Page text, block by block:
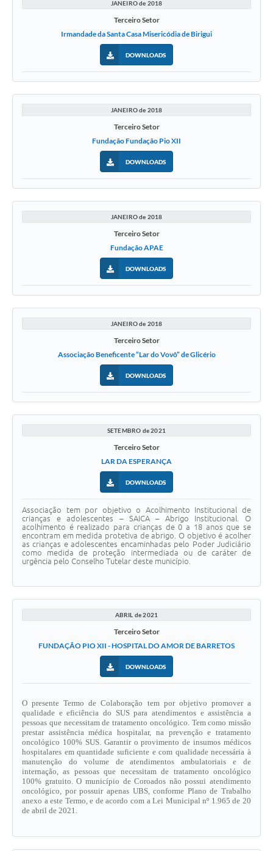
JANEIRO de 2018
Terceiro Setor
Irmandade da Santa Casa Misericódia de Birigui
DOWNLOADS
JANEIRO de 2018
Terceiro Setor
Fundação Fundação Pio XII
DOWNLOADS
JANEIRO de 2018
Terceiro Setor
Fundação APAE
DOWNLOADS
JANEIRO de 2018
Terceiro Setor
Associação Beneficente “Lar do Vovô” de Glicério
DOWNLOADS
SETEMBRO de 2021
Terceiro Setor
LAR DA ESPERANÇA
DOWNLOADS
Associação tem por objetivo o Acolhimento Institucional de
crianças e adolescentes – SAICA – Abrigo Institucional. O
acolhimento é realizado para crianças de 0 a 18 anos que se
encontram em medida protetiva de abrigo. O objetivo é acolher
as crianças e adolescentes encaminhadas pelo Poder Judiciário
como medida de proteção intermediada ou de caráter de
urgência pelo Conselho Tutelar deste município.
ABRIL de 2021
Terceiro Setor
FUNDAÇÃO PIO XII - HOSPITAL DO AMOR DE BARRETOS
DOWNLOADS
O presente Termo de Colaboração tem por objetivo promover a
qualidade e eficiência do SUS para atendimentos e assistência a
pessoas que necessitam de tratamento oncológico. Tem como missão
prestar assistência médica hospitalar, na prevenção e tratamento
oncológico 100% SUS. Garantir o provimento de insumos médicos
hospitalares em quantidade suficiente e com qualidade necessária à
manutenção do volume de atendimentos ambulatoriais e de
internação, as pessoas que necessitam de tratamento oncológico
100% gratuito. O município de Coroados não possui atendimento
oncológico, por possuir apenas UBS,conforme Plano de Trabalho
anexo a este Termo, e de acordo com a Lei Municipal nº 1.965 de 20
de abril de 2021.